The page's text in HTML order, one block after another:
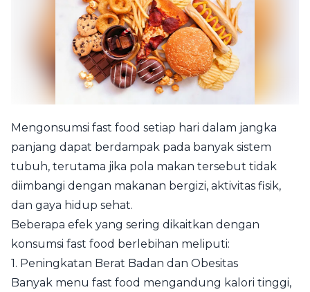
Mengonsumsi fast food setiap hari dalam jangka
panjang dapat berdampak pada banyak sistem
tubuh, terutama jika pola makan tersebut tidak
diimbangi dengan makanan bergizi, aktivitas fisik,
dan gaya hidup sehat.
Beberapa efek yang sering dikaitkan dengan
konsumsi fast food berlebihan meliputi:
1. Peningkatan Berat Badan dan Obesitas
Banyak menu fast food mengandung kalori tinggi,